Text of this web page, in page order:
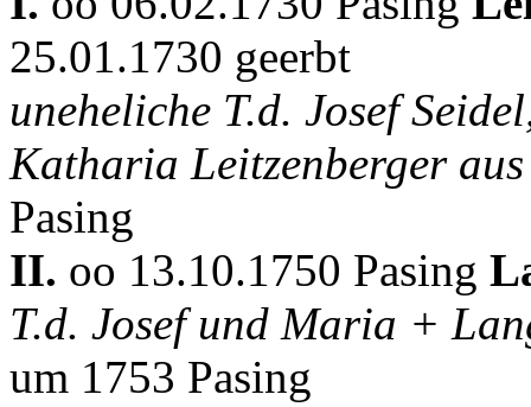
25.01.1730 geerbt
uneheliche T.d. Josef
Katharia Leitzenberger
Pasing
II. oo 13.10.1750 Pasing
T.d. Josef und Maria +
um 1753 Pasing